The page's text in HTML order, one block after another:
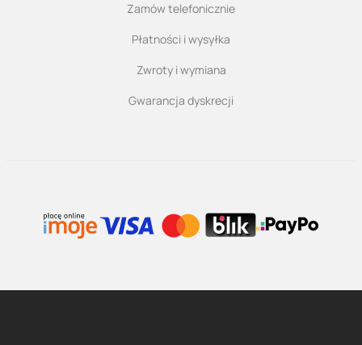
Zamów telefonicznie
Płatności i wysyłka
Zwroty i wymiana
Gwarancja dyskrecji